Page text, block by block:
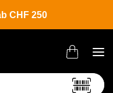
CHF 250